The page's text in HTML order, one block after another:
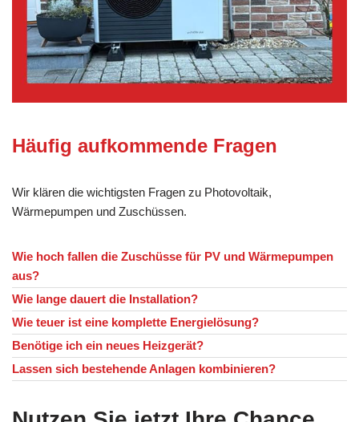
Häufig aufkommende Fragen
Wir klären die wichtigsten Fragen zu Photovoltaik,
Wärmepumpen und Zuschüssen.
Wie hoch fallen die Zuschüsse für PV und Wärmepumpen
aus?
Wie lange dauert die Installation?
Wie teuer ist eine komplette Energielösung?
Benötige ich ein neues Heizgerät?
Lassen sich bestehende Anlagen kombinieren?